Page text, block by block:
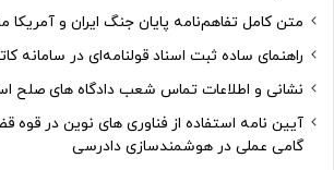
متن کامل تفاهم‌نامه پایان جنگ ایران و
راهنمای ساده ثبت اسناد قولنامه‌ای در سامانه
نشانی و اطلاعات تماس شعب دادگاه های صلح
آیین نامه استفاده از فناوری های نوین در
گامی عملی در هوشمندسازی دادرسی